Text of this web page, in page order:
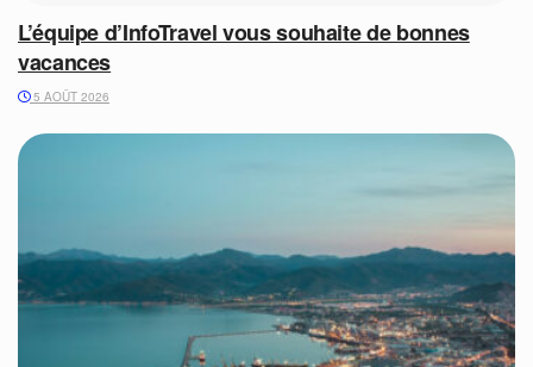
L’équipe d’InfoTravel vous souhaite de bonnes
vacances
5 AOÛT 2026